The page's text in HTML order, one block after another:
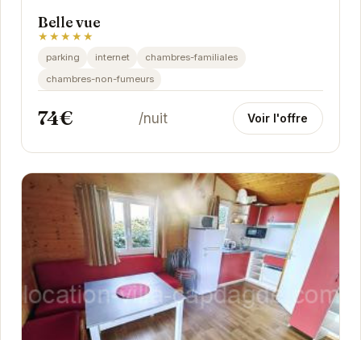
Belle vue
★★★★★
parking internet
chambres-familiales
chambres-non-fumeurs
74€ /nuit Voir l'offre